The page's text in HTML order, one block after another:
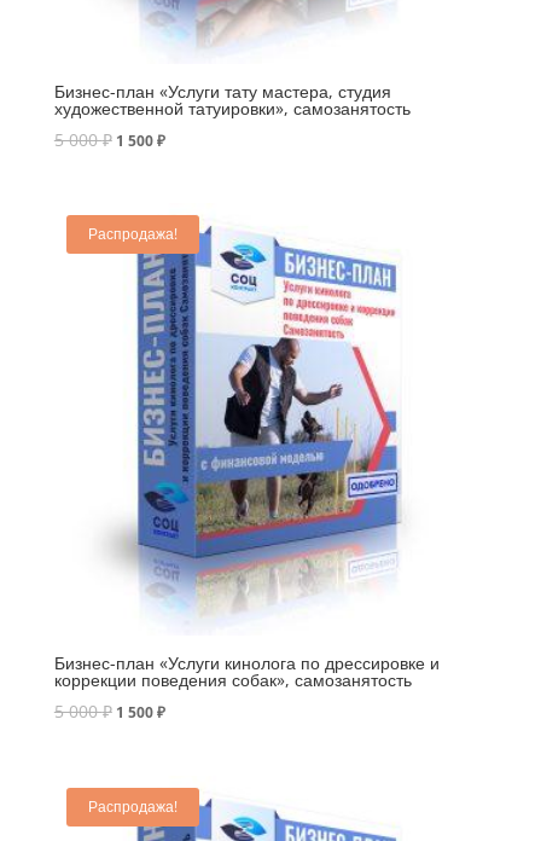
Бизнес-план «Услуги тату мастера, студия
художественной татуировки», самозанятость
5 000₽ 1 500₽
Распродажа!
Бизнес-план «Услуги кинолога по дрессировке и
коррекции поведения собак», самозанятость
5 000₽ 1 500₽
Распродажа!